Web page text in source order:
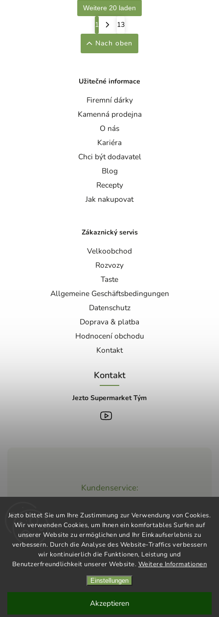
Jezto bittet Sie um Ihre Zustimmung zur Verwendung von Cookies.
Wir verwenden Cookies, um Ihnen ein komfortables Surfen auf
unserer Website zu ermöglichen und Ihr Einkaufserlebnis zu
verbessern. Durch die Analyse des Website-Traffics verbessern
wir kontinuierlich die Funktionen, Leistung und
Benutzerfreundlichkeit unserer Website. Weitere Informationen
Einstellungen
Akzeptieren
Weitere 20 laden
1
13
Nach oben
Kundenservice:
info@jeztomarket.cz
Užitečné informace
Firemní dárky
Kamenná prodejna
O nás
Kariéra
Chci být dodavatel
Blog
Recepty
Jak nakupovat
Zákaznický servis
Velkoobchod
Rozvozy
Taste
Allgemeine Geschäftsbedingungen
Datenschutz
Doprava & platba
Hodnocení obchodu
Kontakt
Kontakt
Jezto Supermarket Tým
Shoptet | Design